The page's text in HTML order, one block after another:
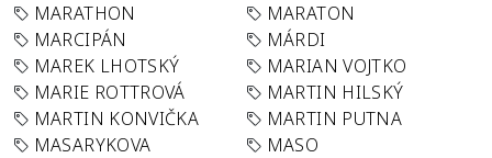
MARATHON
MARATON
MARCIPÁN
MÁRDI
MAREK LHOTSKÝ
MARIAN VOJTKO
MARIE ROTTROVÁ
MARTIN HILSKÝ
MARTIN KONVIČKA
MARTIN PUTNA
MASARYKOVA
MASO